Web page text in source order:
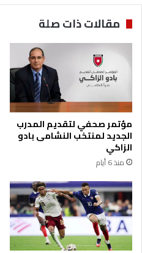
مقالات ذات صلة
مؤتمر صحفي لتقديم المدرب
الجديد لمنتخب النشامى بادو
الزاكي
منذ 6 أيام